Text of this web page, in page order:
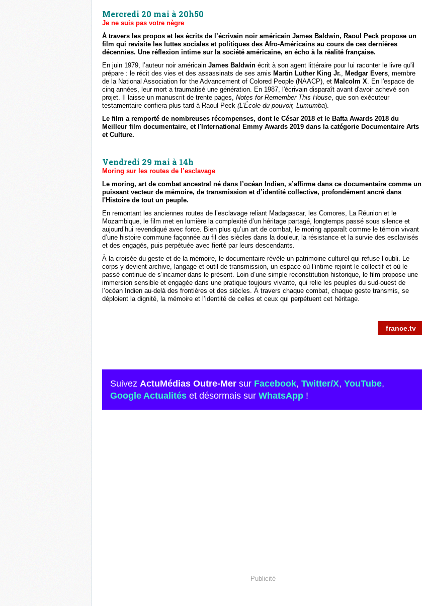
Mercredi 20 mai à 20h50
Je ne suis pas votre nègre
À travers les propos et les écrits de l’écrivain noir américain James Baldwin, Raoul Peck propose un
film qui revisite les luttes sociales et politiques des Afro-Américains au cours de ces dernières
décennies. Une réflexion intime sur la société américaine, en écho à la réalité française.
En juin 1979, l’auteur noir américain James Baldwin écrit à son agent littéraire pour lui raconter le livre qu'il
prépare : le récit des vies et des assassinats de ses amis Martin Luther King Jr. Medgar Evers , membre
de la National Association for the Advancement of Colored People (NAACP), et Malcolm X . En l'espace de
cinq années, leur mort a traumatisé une génération. En 1987, l'écrivain disparaît avant d'avoir achevé son
projet. Il laisse un manuscrit de trente pages, Notes for Remember This House , que son exécuteur
testamentaire confiera plus tard à Raoul Peck (L'École du pouvoir, Lumumba).
Le film a remporté de nombreuses récompenses, dont le César 2018 et le Bafta Awards 2018 du
Meilleur film documentaire, et l'International Emmy Awards 2019 dans la catégorie Documentaire Arts
et Culture.
Vendredi 29 mai à 14h
Moring sur les routes de l’esclavage
Le moring, art de combat ancestral né dans l’océan Indien, s’affirme dans ce documentaire comme un
puissant vecteur de mémoire, de transmission et d’identité collective, profondément ancré dans
l'Histoire de tout un peuple.
En remontant les anciennes routes de l’esclavage reliant Madagascar, les Comores, La Réunion et le
Mozambique, le film met en lumière la complexité d’un héritage partagé, longtemps passé sous silence et
aujourd’hui revendiqué avec force. Bien plus qu’un art de combat, le moring apparaît comme le témoin vivant
d’une histoire commune façonnée au fil des siècles dans la douleur, la résistance et la survie des esclavisés
et des engagés, puis perpétuée avec fierté par leurs descendants.
À la croisée du geste et de la mémoire, le documentaire révèle un patrimoine culturel qui refuse l’oubli. Le
corps y devient archive, langage et outil de transmission, un espace où l’intime rejoint le collectif et où le
passé continue de s’incarner dans le présent. Loin d’une simple reconstitution historique, le film propose une
immersion sensible et engagée dans une pratique toujours vivante, qui relie les peuples du sud-ouest de
l’océan Indien au-delà des frontières et des siècles. À travers chaque combat, chaque geste transmis, se
déploient la dignité, la mémoire et l’identité de celles et ceux qui perpétuent cet héritage.
france.tv
Suivez ActuMédias Outre-Mer sur Facebook, Twitter/X, YouTube,
Google Actualités et désormais sur WhatsApp !
Publicité